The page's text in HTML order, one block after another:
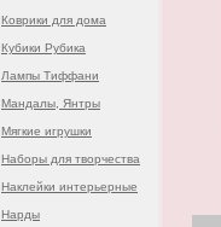
Коврики для дома
Кубики Рубика
Лампы Тиффани
Мандалы, Янтры
Мягкие игрушки
Наборы для творчества
Наклейки интерьерные
Нарды